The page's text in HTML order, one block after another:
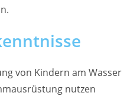
von Kindern am Wasser
nutzen